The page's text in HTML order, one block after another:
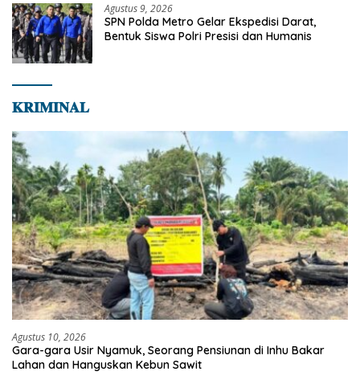
Agustus 9, 2026
SPN Polda Metro Gelar Ekspedisi Darat,
Bentuk Siswa Polri Presisi dan Humanis
𝐊𝐑𝐈𝐌𝐈𝐍𝐀𝐋
Agustus 10, 2026
Gara-gara Usir Nyamuk, Seorang Pensiunan di Inhu Bakar
Lahan dan Hanguskan Kebun Sawit